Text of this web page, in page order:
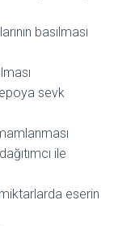
basılması
sevk
ile
eserin